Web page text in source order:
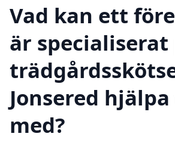
Vad kan ett
är specialiserat
Jonsered
med?